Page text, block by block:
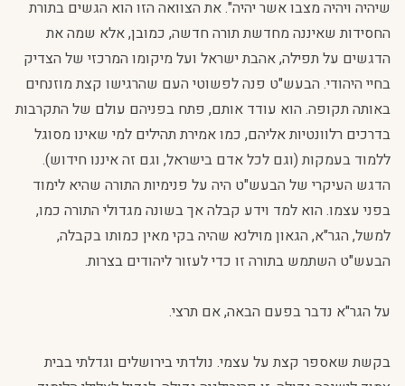
שיהיה ויהיה מצבו אשר יהיה". את הצוואה הזו הוא הגשים בתורת
החסידות שאיננה מחדשת תורה חדשה, כמובן, אלא שמה את
הדגשים על תפילה, אהבת ישראל ועל מיקומו המרכזי של הצדיק
בחיי היהודי. הבעש"ט פנה לפשוטי העם שהרגישו קצת מוזנחים
באותה תקופה. הוא עודד אותם, פתח בפניהם עולם של התקרבות
בדרכים רלוונטיות אליהם, כמו אמירת תהילים למי שאינו מסוגל
ללמוד בעמקות (וגם לכל אדם בישראל, וגם זה איננו חידוש).
הדגש העיקרי של הבעש"ט היה על פנימיות התורה שהיא לימוד
בפני עצמו. הוא למד וידע קבלה אך בשונה מגדולי התורה כמו,
למשל, הגר"א, הגאון מוילנא שהיה בקי מאין כמותו בקבלה,
הבעש"ט השתמש בתורה זו כדי לעזור ליהודים בצרות.
על הגר"א נדבר בפעם הבאה, אם תרצי.
בקשת שאספר קצת על עצמי. נולדתי בירושלים וגדלתי בבית